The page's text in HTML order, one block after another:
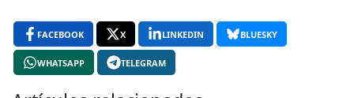
FACEBOOK X LINKEDIN BLUESKY
WHATSAPP TELEGRAM